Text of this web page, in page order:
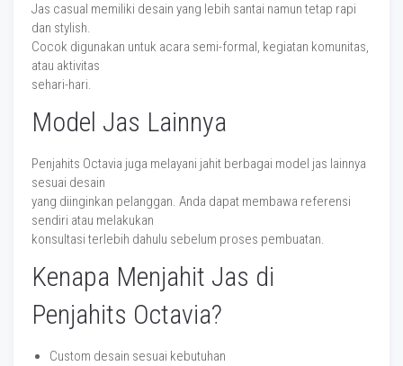
Jas casual memiliki desain yang lebih santai namun tetap rapi
dan stylish.
Cocok digunakan untuk acara semi-formal, kegiatan komunitas,
atau aktivitas
sehari-hari.
Model Jas Lainnya
Penjahits Octavia juga melayani jahit berbagai model jas lainnya
sesuai desain
yang diinginkan pelanggan. Anda dapat membawa referensi
sendiri atau melakukan
konsultasi terlebih dahulu sebelum proses pembuatan.
Kenapa Menjahit Jas di
Penjahits Octavia?
Custom desain sesuai kebutuhan